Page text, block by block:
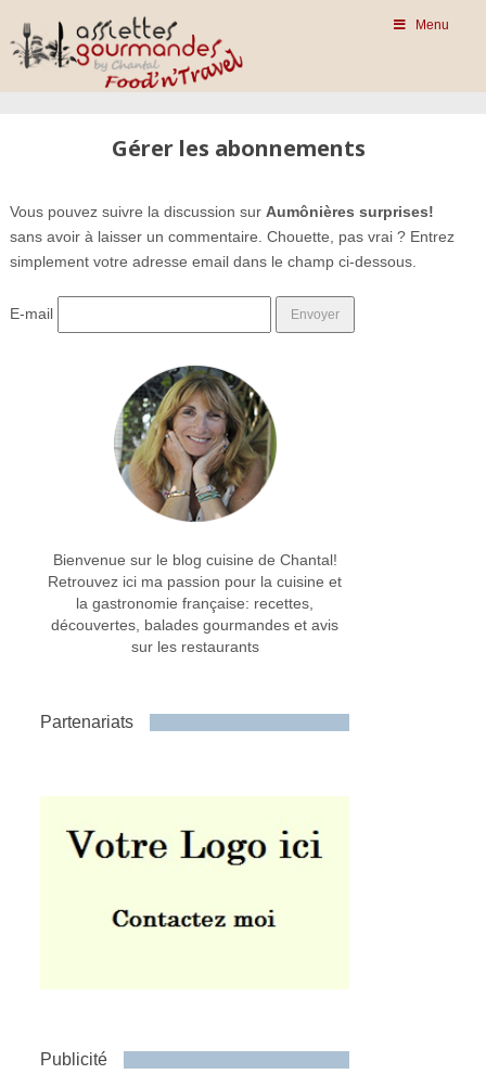
Menu
Gérer les abonnements
Vous pouvez suivre la discussion sur Aumônières surprises!
sans avoir à laisser un commentaire. Chouette, pas vrai ? Entrez
simplement votre adresse email dans le champ ci-dessous.
E-mail
Bienvenue sur le blog cuisine de Chantal!
Retrouvez ici ma passion pour la cuisine et
la gastronomie française: recettes,
découvertes, balades gourmandes et avis
sur les restaurants
Partenariats
Publicité